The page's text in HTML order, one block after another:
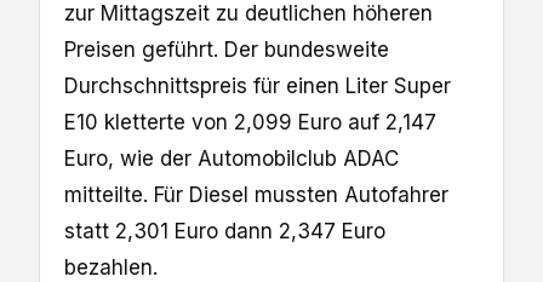
zur Mittagszeit zu deutlichen höheren
Preisen geführt. Der ​bundesweite
Durchschnittspreis für einen Liter Super
E10 kletterte von ​2,099 Euro auf 2,147
Euro, wie der Automobilclub ADAC
mitteilte. ​Für Diesel mussten Autofahrer
statt 2,301 Euro dann 2,347 Euro
bezahlen.